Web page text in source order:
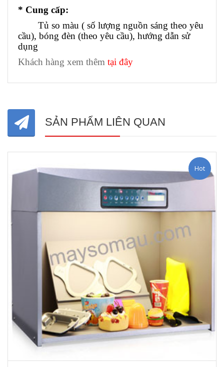
* Cung cấp:
Tủ so màu ( số lượng nguồn sáng theo yêu
cầu), bóng đèn (theo yêu cầu), hướng dẫn sử
dụng
Khách hàng xem thêm tại đây
SẢN PHẨM LIÊN QUAN
Hot